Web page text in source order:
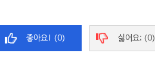
좋아요! (0) 싫어요; (0)